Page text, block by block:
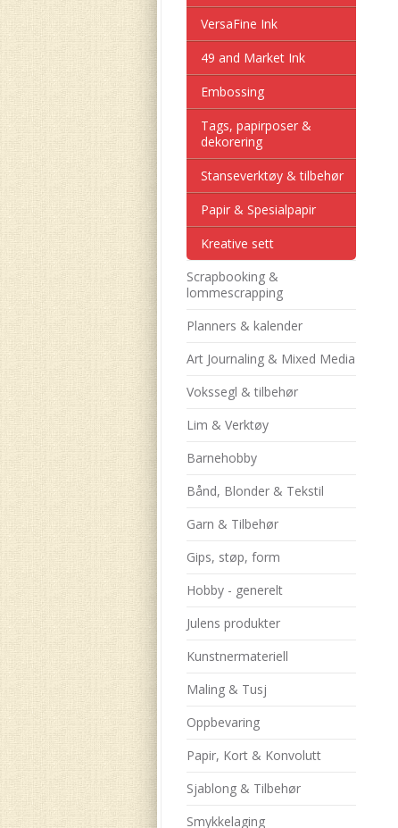
VersaFine Ink
49 and Market Ink
Embossing
Tags, papirposer &
dekorering
Stanseverktøy & tilbehør
Papir & Spesialpapir
Kreative sett
Scrapbooking &
lommescrapping
Planners & kalender
Art Journaling & Mixed Media
Vokssegl & tilbehør
Lim & Verktøy
Barnehobby
Bånd, Blonder & Tekstil
Garn & Tilbehør
Gips, støp, form
Hobby - generelt
Julens produkter
Kunstnermateriell
Maling & Tusj
Oppbevaring
Papir, Kort & Konvolutt
Sjablong & Tilbehør
Smykkelaging